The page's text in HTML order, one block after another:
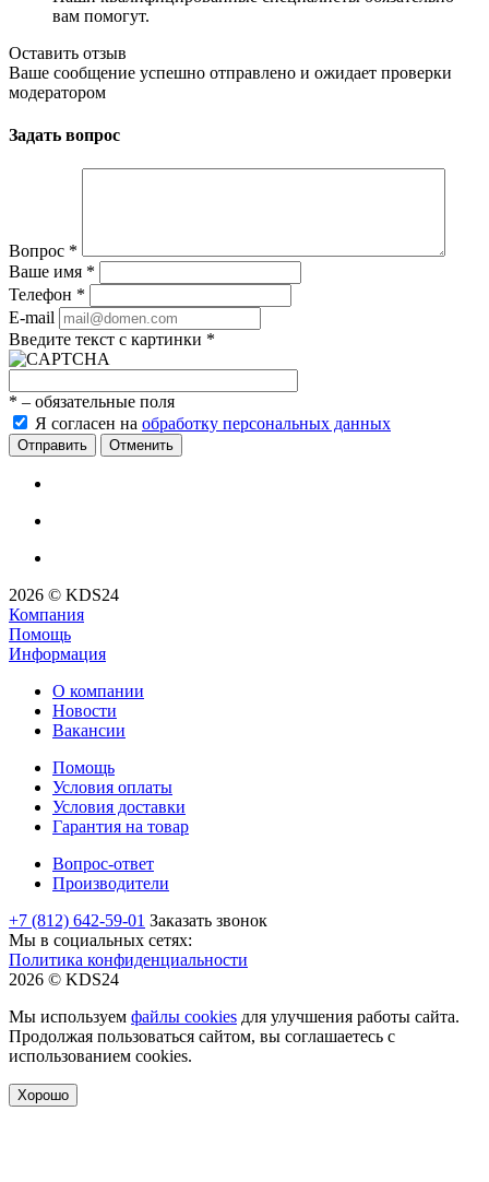
вам помогут.
Оставить отзыв
Ваше сообщение успешно отправлено и ожидает проверки
модератором
Задать вопрос
Вопрос *
Ваше имя *
Телефон *
E-mail
Введите текст с картинки *
* – обязательные поля
Я согласен на обработку персональных данных
Отменить
2026 © KDS24
Компания
Помощь
Информация
О компании
Новости
Вакансии
Помощь
Условия оплаты
Условия доставки
Гарантия на товар
Вопрос-ответ
Производители
+7 (812) 642-59-01 Заказать звонок
Мы в социальных сетях:
Политика конфиденциальности
2026 © KDS24
Мы используем файлы cookies для улучшения работы сайта.
Продолжая пользоваться сайтом, вы соглашаетесь с
использованием cookies.
Хорошо